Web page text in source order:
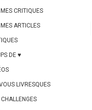
MES CRITIQUES
MES ARTICLES
DE ♥
LIVRESQUES